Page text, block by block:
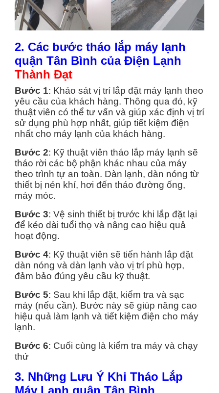
2. Các bước tháo lắp máy lạnh
quận Tân Bình của Điện Lạnh
Thành Đạt
Bước 1: Khảo sát vị trí lắp đặt máy lạnh theo
yêu cầu của khách hàng. Thông qua đó, kỹ
thuật viên có thể tư vấn và giúp xác định vị trí
sử dụng phù hợp nhất, giúp tiết kiệm điện
nhất cho máy lạnh của khách hàng.
Bước 2: Kỹ thuật viên tháo lắp máy lạnh sẽ
tháo rời các bộ phận khác nhau của máy
theo trình tự an toàn. Dàn lạnh, dàn nóng từ
thiết bị nén khí, hơi đến tháo đường ống,
máy móc.
Bước 3: Vệ sinh thiết bị trước khi lắp đặt lại
để kéo dài tuổi thọ và nâng cao hiệu quả
hoạt động.
Bước 4: Kỹ thuật viên sẽ tiến hành lắp đặt
dàn nóng và dàn lạnh vào vị trí phù hợp,
đảm bảo đúng yêu cầu kỹ thuật.
Bước 5: Sau khi lắp đặt, kiểm tra và sạc
máy (nếu cần). Bước này sẽ giúp nâng cao
hiệu quả làm lạnh và tiết kiệm điện cho máy
lạnh.
Bước 6: Cuối cùng là kiểm tra máy và chạy
thử
3. Những Lưu Ý Khi Tháo Lắp